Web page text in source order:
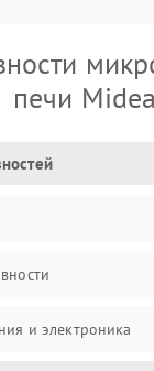
печи Midea
и электроника